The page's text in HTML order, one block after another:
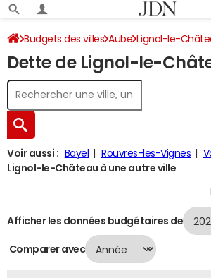
Budgets des villes Aube Lignol-le-
Dette au 31/12/2024
Dette de Lignol-le-
Voir aussi : Bayel Rouvres-les-Vignes
Lignol-le-Château à une autre ville
Afficher les données budgétaires de
Comparer avec